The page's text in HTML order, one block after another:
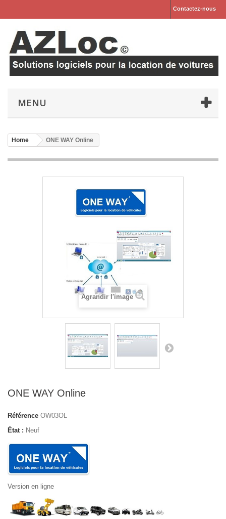
Contactez-nous
MENU
Home ONE WAY Online
Agrandir l'image
ONE WAY Online
Référence OW03OL
État : Neuf
Version en ligne